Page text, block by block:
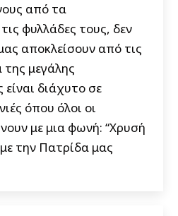
από τα
φυλλάδες τους, δεν
αποκλείσουν από τις
της μεγάλης
είναι διάχυτο σε
όπου όλοι οι
με μια φωνή: “Χρυσή
την Πατρίδα μας